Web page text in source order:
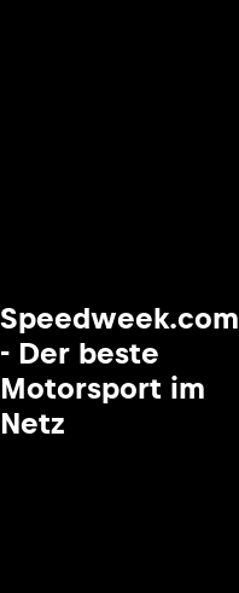
Speedweek.com
- Der beste
Motorsport im
Netz